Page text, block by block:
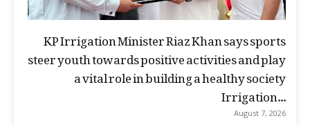
KP Irrigation Minister Riaz Khan says sports
steer youth towards positive activities and play
a vital role in building a healthy society
Irrigation...
August 7, 2026